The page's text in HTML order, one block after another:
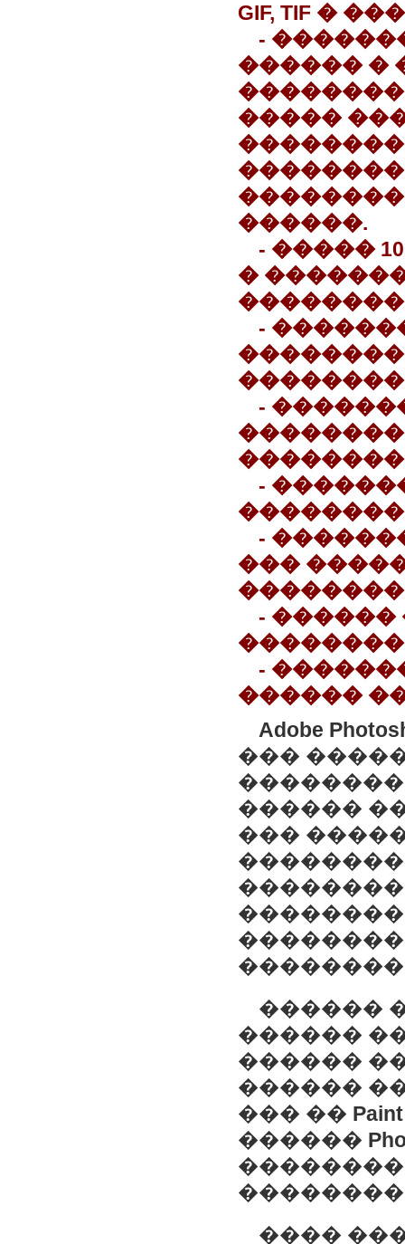
GIF, TIF �
-
������ �
�����
������.
- �����
�
-
-
-
-
���
- ������
��������
-
������
Adobe
���
������
���
������
������
������
������
��� ��
������
����